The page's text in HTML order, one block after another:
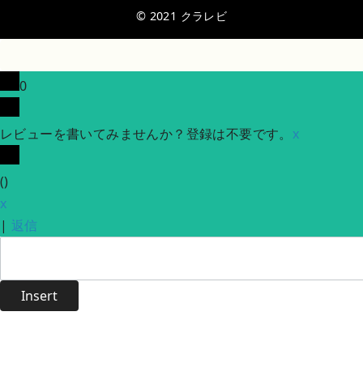
© 2021 クラレビ
0
レビューを書いてみませんか？登録は不要です。 x
()
x
| 返信
Insert